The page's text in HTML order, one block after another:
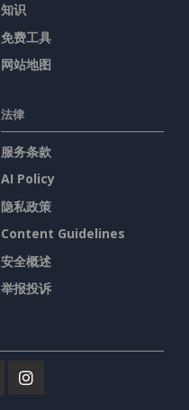
知识
免费工具
网站地图
法律
服务条款
AI Policy
隐私政策
Content Guidelines
安全概述
举报投诉